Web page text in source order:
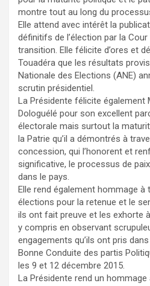
montre tout au long du
Elle attend avec intérêt la
définitifs de l’élection par la
transition. Elle félicite d’ores et
Touadéra que les résultats
Nationale des Elections (ANE)
scrutin présidentiel.
La Présidente félicite également
Dologuélé pour son excellent
électorale mais surtout la
la Patrie qu’il a démontrés à
concession, qui l’honorent et
significative, le processus de
dans le pays.
Elle rend également hommage
élections pour la retenue et le
ils ont fait preuve et les exhorte
y compris en observant
engagements qu’ils ont pris
Bonne Conduite des partis
les 9 et 12 décembre 2015.
La Présidente rend un